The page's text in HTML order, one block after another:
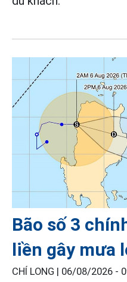
Bão số 3
liền gây mưa
CHÍ LONG | 06/08/2026 -